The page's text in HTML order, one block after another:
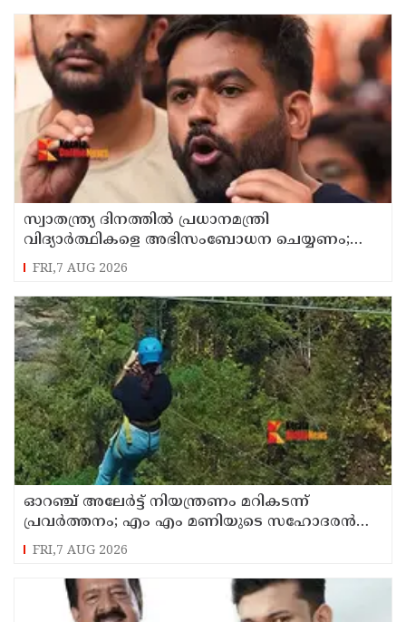
സ്വാതന്ത്ര്യ ദിനത്തില്‍ പ്രധാനമന്ത്രി
വിദ്യാര്‍ത്ഥികളെ അഭിസംബോധന ചെയ്യണം;
ആവശ്യവുമായി അഭിജീത് ദീപ്കെ
FRI,7 AUG 2026
ഓറഞ്ച് അലേര്‍ട്ട് നിയന്ത്രണം മറികടന്ന്
പ്രവര്‍ത്തനം; എം എം മണിയുടെ സഹോദരന്‍
നടത്തുന്ന സിപ് ലൈന്‍ പൂട്ടിച്ച് അധികൃതര്‍
FRI,7 AUG 2026